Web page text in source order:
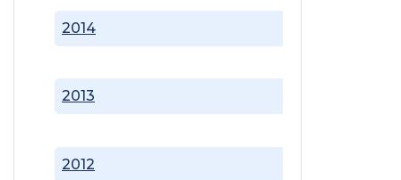
2012
2013
2014